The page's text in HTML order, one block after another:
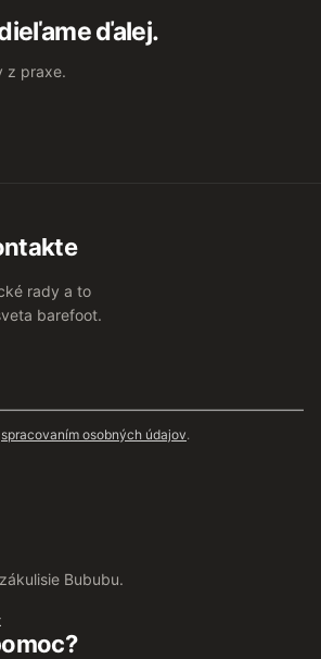
ďalej.
z praxe.
rady a to
barefoot.
spracovaním osobných údajov.
Bububu.